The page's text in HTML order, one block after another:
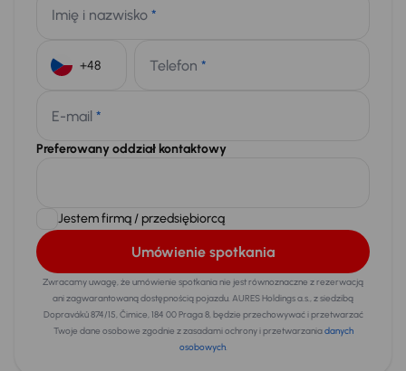
Imię i nazwisko *
Telefon *
E-mail *
Preferowany oddział kontaktowy
Jestem firmą / przedsiębiorcą
Umówienie spotkania
Zwracamy uwagę, że umówienie spotkania nie jest równoznaczne z rezerwacją
ani zagwarantowaną dostępnością pojazdu. AURES Holdings a.s., z siedzibą
Dopraváků 874/15, Čimice, 184 00 Praga 8, będzie przechowywać i przetwarzać
Twoje dane osobowe zgodnie z zasadami ochrony i przetwarzaniadanych
osobowych.